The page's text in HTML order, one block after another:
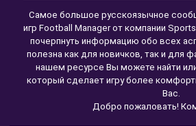
Самое большое русскоязычное
игр Football Manager от компании
почерпнуть информацию обо всех
полезна как для новичков, так и для
нашем ресурсе Вы можете найти
который сделает игру более
Вас.
Добро пожаловать!